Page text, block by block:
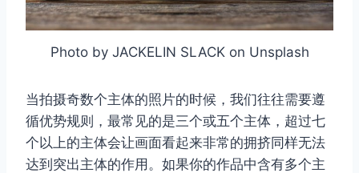
Photo by JACKELIN SLACK on Unsplash
当拍摄奇数个主体的照片的时候，我们往往需要遵
循优势规则，最常见的是三个或五个主体，超过七
个以上的主体会让画面看起来非常的拥挤同样无法
达到突出主体的作用。如果你的作品中含有多个主